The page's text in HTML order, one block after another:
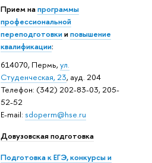
Прием напрограммы
профессиональной
переподготовкииповышение
квалификации:
614070, Пермь,ул.
Студенческая, 23, ауд. 204
Телефон: (342) 202-83-03, 205-
52-52
E-mail: sdoperm@hse.ru
Довузовская подготовка
Подготовка к ЕГЭ, конкурсы и